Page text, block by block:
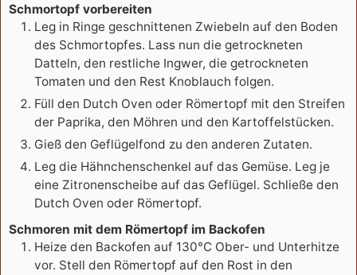
Schmortopf vorbereiten
Leg in Ringe geschnittenen Zwiebeln auf den Boden
des Schmortopfes. Lass nun die getrockneten
Datteln, den restliche Ingwer, die getrockneten
Tomaten und den Rest Knoblauch folgen.
Füll den Dutch Oven oder Römertopf mit den Streifen
der Paprika, den Möhren und den Kartoffelstücken.
Gieß den Geflügelfond zu den anderen Zutaten.
Leg die Hähnchenschenkel auf das Gemüse. Leg je
eine Zitronenscheibe auf das Geflügel. Schließe den
Dutch Oven oder Römertopf.
Schmoren mit dem Römertopf im Backofen
Heize den Backofen auf 130°C Ober- und Unterhitze
vor. Stell den Römertopf auf den Rost in den